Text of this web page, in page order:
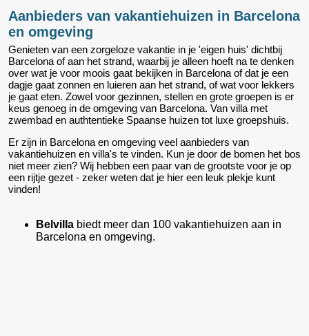
Aanbieders van vakantiehuizen in Barcelona
en omgeving
Genieten van een zorgeloze vakantie in je 'eigen huis' dichtbij
Barcelona of aan het strand, waarbij je alleen hoeft na te denken
over wat je voor moois gaat bekijken in Barcelona of dat je een
dagje gaat zonnen en luieren aan het strand, of wat voor lekkers
je gaat eten. Zowel voor gezinnen, stellen en grote groepen is er
keus genoeg in de omgeving van Barcelona. Van villa met
zwembad en authtentieke Spaanse huizen tot luxe groepshuis.
Er zijn in Barcelona en omgeving veel aanbieders van
vakantiehuizen en villa's te vinden. Kun je door de bomen het bos
niet meer zien? Wij hebben een paar van de grootste voor je op
een rijtje gezet - zeker weten dat je hier een leuk plekje kunt
vinden!
Belvilla biedt meer dan 100 vakantiehuizen aan in
Barcelona en omgeving.